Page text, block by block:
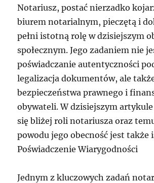
Notariusz, postać nierzadko
biurem notarialnym, pieczętą i
pełni istotną rolę w dzisiejszym
społecznym. Jego zadaniem nie
poświadczanie autentyczności
legalizacja dokumentów, ale
bezpieczeństwa prawnego i
obywateli. W dzisiejszym
się bliżej roli notariusza oraz
powodu jego obecność jest także
Poświadczenie Wiarygodności
Jednym z kluczowych zadań